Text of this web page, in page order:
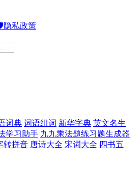
私政策
词典 词语组词 新华字典 英文名生
学习助手 九九乘法题练习题生成器
转拼音 唐诗大全 宋词大全 四书五